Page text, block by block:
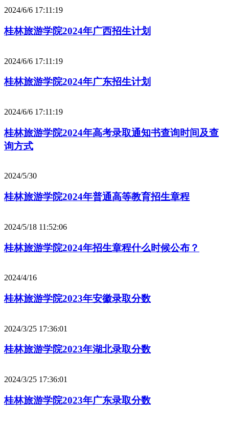
2024/6/6 17:11:19
桂林旅游学院2024年广西招生计划
2024/6/6 17:11:19
桂林旅游学院2024年广东招生计划
2024/6/6 17:11:19
桂林旅游学院2024年高考录取通知书查询时间及查
询方式
2024/5/30
桂林旅游学院2024年普通高等教育招生章程
2024/5/18 11:52:06
桂林旅游学院2024年招生章程什么时候公布？
2024/4/16
桂林旅游学院2023年安徽录取分数
2024/3/25 17:36:01
桂林旅游学院2023年湖北录取分数
2024/3/25 17:36:01
桂林旅游学院2023年广东录取分数